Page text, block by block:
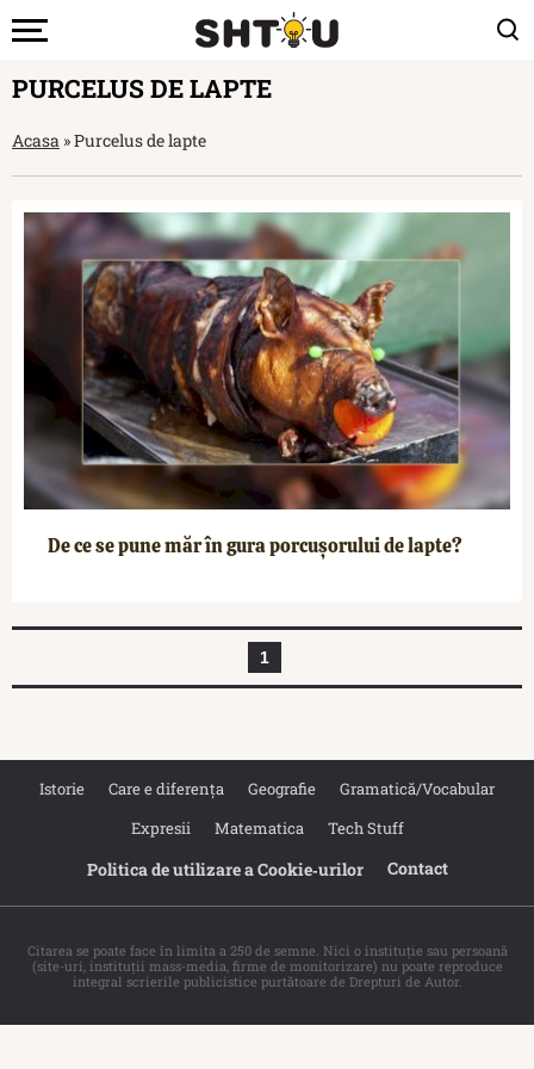
PURCELUS DE LAPTE
Acasa »Purcelus de lapte
De ce se pune măr în gura porcușorului de lapte?
1
Istorie Care e diferența Geografie
Gramatică/Vocabular
Expresii
Matematica Tech Stuff
Politica de utilizare a Cookie‐urilor Contact
Citarea se poate face în limita a 250 de semne. Nici o instituţie sau persoană
(site-uri, instituţii mass-media, firme de monitorizare) nu poate reproduce
integral scrierile publicistice purtătoare de Drepturi de Autor.